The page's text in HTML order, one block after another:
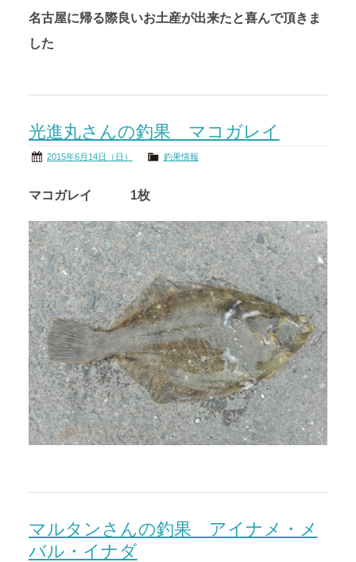
名古屋に帰る際良いお土産が出来たと喜んで頂きま
した
光進丸さんの釣果 マコガレイ
2015年6月14日（日） 釣果情報
マコガレイ 1枚
マルタンさんの釣果 アイナメ・メ
バル・イナダ